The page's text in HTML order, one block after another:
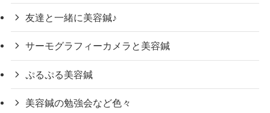
友達と一緒に美容鍼♪
サーモグラフィーカメラと美容鍼
ぷるぷる美容鍼
美容鍼の勉強会など色々